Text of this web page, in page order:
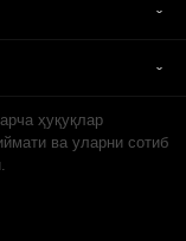
ҳуқуқлар
ва уларни сотиб